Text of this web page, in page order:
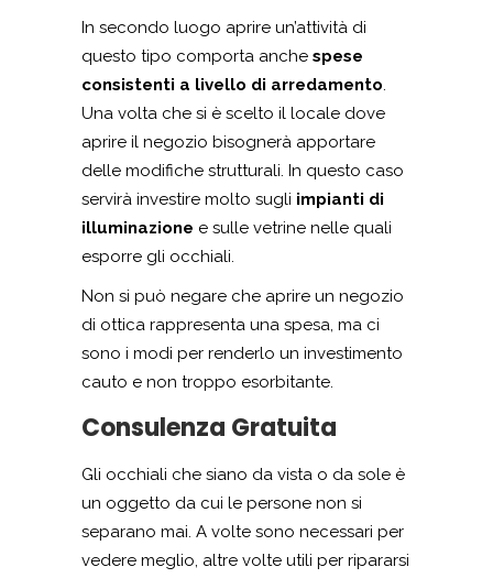
In secondo luogo aprire un’attività di
questo tipo comporta anche spese
consistenti a livello di arredamento.
Una volta che si è scelto il locale dove
aprire il negozio bisognerà apportare
delle modifiche strutturali. In questo caso
servirà investire molto sugli impianti di
illuminazione e sulle vetrine nelle quali
esporre gli occhiali.
Non si può negare che aprire un negozio
di ottica rappresenta una spesa, ma ci
sono i modi per renderlo un investimento
cauto e non troppo esorbitante.
Consulenza Gratuita
Gli occhiali che siano da vista o da sole è
un oggetto da cui le persone non si
separano mai. A volte sono necessari per
vedere meglio, altre volte utili per ripararsi